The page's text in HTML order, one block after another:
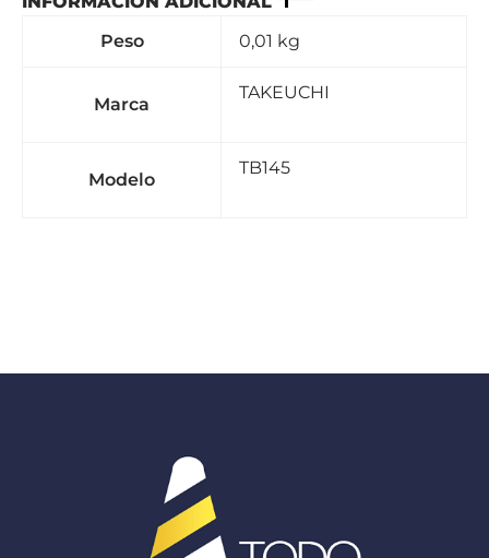
Peso
0,01 kg
Marca
TAKEUCHI
Modelo
TB145